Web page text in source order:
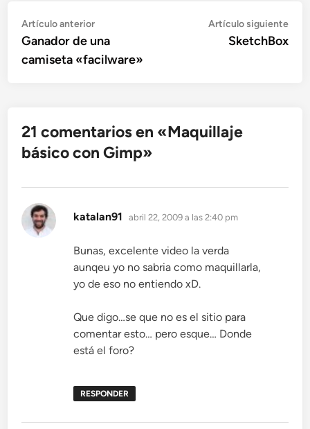
Navegación
de
entradas
Artículo anteriorArtículo
anterior:
Ganador de una
camiseta «facilware»
Artículo siguiente
SketchBox
21 comentarios en «Maquillaje
básico con Gimp»
katalan91 dice:
abril 22, 2009 a las 2:40 pm
Bunas, excelente video la verda
aunqeu yo no sabria como maquillarla,
yo de eso no entiendo xD.
Que digo…se que no es el sitio para
comentar esto… pero esque… Donde
está el foro?
RESPONDER